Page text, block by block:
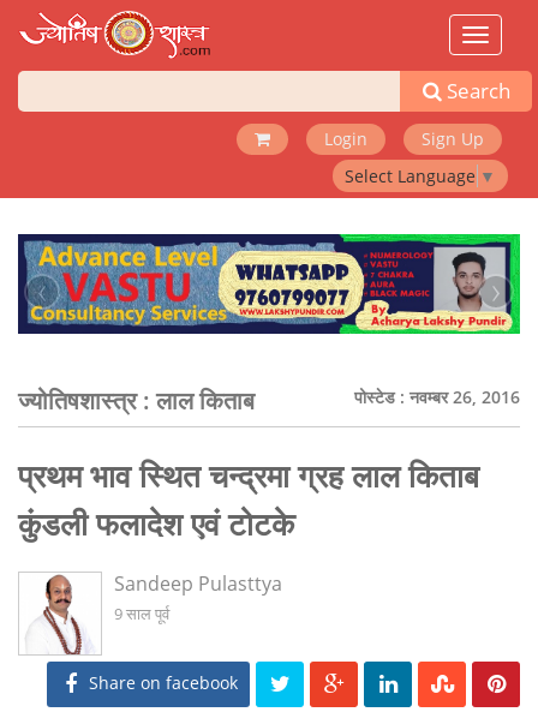
Toggle
Search
Login
Sign Up
Select Language ▼
‹ ›
ज्योतिषशास्त्र :लाल किताब पोस्टेड : नवम्बर 26, 2016
प्रथम भाव स्थित चन्द्रमा ग्रह लाल किताब
कुंडली फलादेश एवं टोटके
Sandeep Pulasttya
9 साल पूर्व
Share on facebook